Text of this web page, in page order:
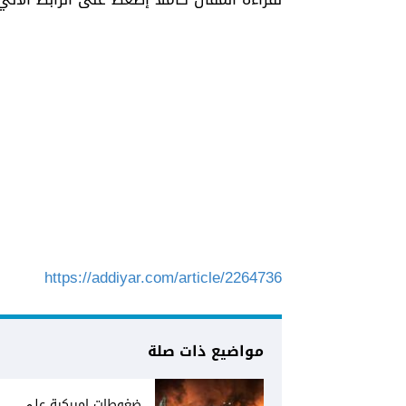
https://addiyar.com/article/2264736
مواضيع ذات صلة